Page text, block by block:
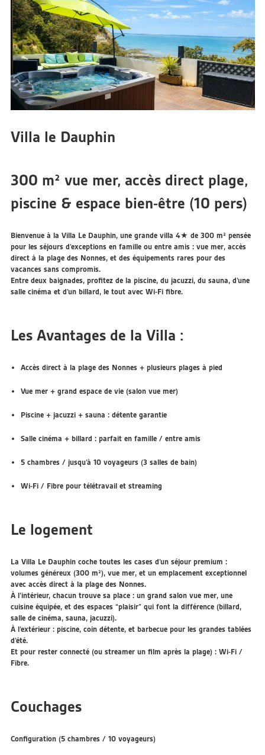
Villa le Dauphin
300 m² vue mer, accès direct plage,
piscine & espace bien-être (10 pers)
Bienvenue à la Villa Le Dauphin, une grande villa 4★ de 300 m² pensée
pour les séjours d’exceptions en famille ou entre amis : vue mer, accès
direct à la plage des Nonnes, et des équipements rares pour des
vacances sans compromis.
Entre deux baignades, profitez de la piscine, du jacuzzi, du sauna, d’une
salle cinéma et d’un billard, le tout avec Wi-Fi fibre.
Les Avantages de la Villa :
Accès direct à la plage des Nonnes + plusieurs plages à pied
Vue mer + grand espace de vie (salon vue mer)
Piscine + jacuzzi + sauna : détente garantie
Salle cinéma + billard : parfait en famille / entre amis
5 chambres / jusqu’à 10 voyageurs (3 salles de bain)
Wi-Fi / Fibre pour télétravail et streaming
Le logement
La Villa Le Dauphin coche toutes les cases d’un séjour premium :
volumes généreux (300 m²), vue mer, et un emplacement exceptionnel
avec accès direct à la plage des Nonnes.
À l’intérieur, chacun trouve sa place : un grand salon vue mer, une
cuisine équipée, et des espaces “plaisir” qui font la différence (billard,
salle de cinéma, sauna, jacuzzi).
À l’extérieur : piscine, coin détente, et barbecuepour les grandes tablées
d’été.
Et pour rester connecté (ou streamer un film après la plage) : Wi-Fi /
Fibre.
Couchages
Configuration (5 chambres / 10 voyageurs)